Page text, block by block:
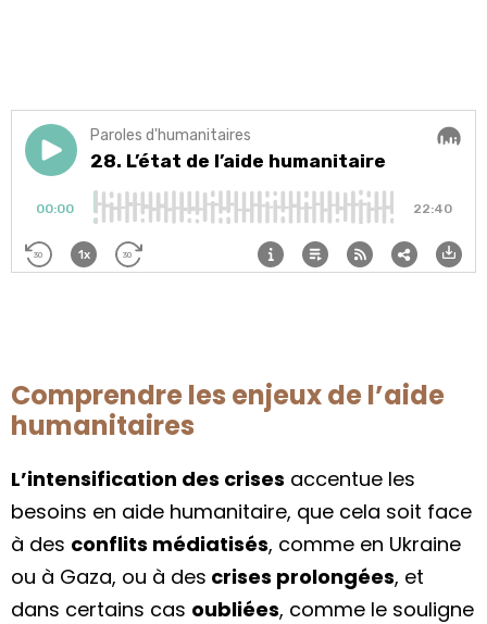
Comprendre les enjeux de l’aide
humanitaires
L’intensification des crises accentue les
besoins en aide humanitaire, que cela soit face
à des conflits médiatisés, comme en Ukraine
ou à Gaza, ou à des crises prolongées, et
dans certains cas oubliées, comme le souligne